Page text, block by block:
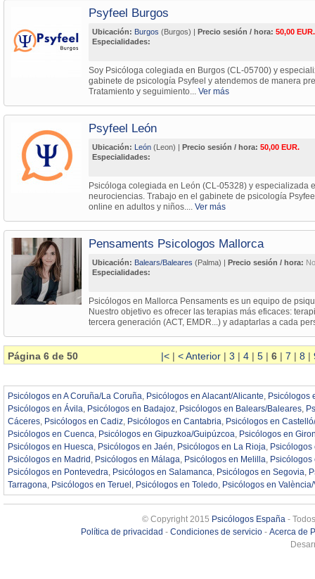
Psyfeel Burgos
Ubicación: Burgos (Burgos) | Precio sesión / hora: 50,00 EUR.
Especialidades:
Soy Psicóloga colegiada en Burgos (CL-05700) y
gabinete de psicología Psyfeel y atendemos de manera
Tratamiento y seguimiento... Ver más
Psyfeel León
Ubicación: León (Leon) | Precio sesión / hora: 50,00 EUR.
Especialidades:
Psicóloga colegiada en León (CL-05328) y especializada
neurociencias. Trabajo en el gabinete de psicología
online en adultos y niños.... Ver más
Pensaments Psicologos Mallorca
Ubicación: Balears/Baleares (Palma) | Precio sesión / hora:
Especialidades:
Psicólogos en Mallorca Pensaments es un equipo de
Nuestro objetivo es ofrecer las terapias más eficaces:
tercera generación (ACT, EMDR...) y adaptarlas a cada
Página 6 de 50 |< | < Anterior | 3 | 4 | 5 | 6 | 7 | 8 |
Psicólogos en A Coruña/La Coruña Psicólogos en Alacant/Alicante
Psicólogos
Psicólogos en Ávila
Psicólogos en Badajoz Psicólogos en Balears/Baleares
Cáceres
Psicólogos en Cadiz Psicólogos en Cantabria
Psicólogos en
Psicólogos en Cuenca
Psicólogos en Gipuzkoa/Guipúzcoa
Psicólogos en
Psicólogos en Huesca
Psicólogos en Jaén Psicólogos en La Rioja
Psicólogos
Psicólogos en Madrid
Psicólogos en Málaga Psicólogos en Melilla
Psicólogos
Psicólogos en Pontevedra
Psicólogos en Salamanca Psicólogos en Segovia
Tarragona
Psicólogos en Teruel Psicólogos en Toledo Psicólogos en
© Copyright 2015 Psicólogos España -
Política de privacidad - Condiciones de servicio- Acerca de